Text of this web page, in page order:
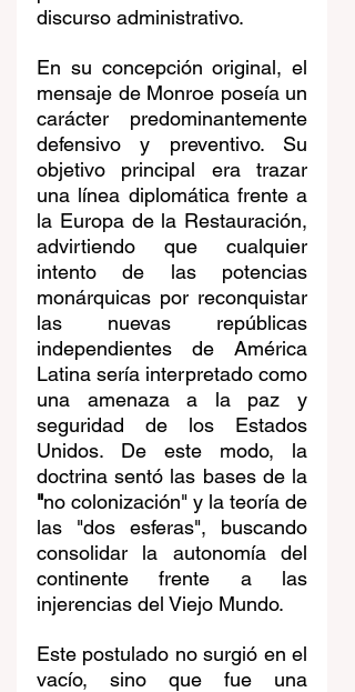
discurso administrativo.
En su concepción original, el
mensaje de Monroe poseía un
carácter predominantemente
defensivo y preventivo. Su
objetivo principal era trazar
una línea diplomática frente a
la Europa de la Restauración,
advirtiendo que cualquier
intento de las potencias
monárquicas por reconquistar
las nuevas repúblicas
independientes de América
Latina sería interpretado como
una amenaza a la paz y
seguridad de los Estados
Unidos. De este modo, la
"no colonización" y la teoría de
las "dos esferas", buscando
consolidar la autonomía del
continente frente a las
injerencias del Viejo Mundo.
Este postulado no surgió en el
vacío, sino que fue una